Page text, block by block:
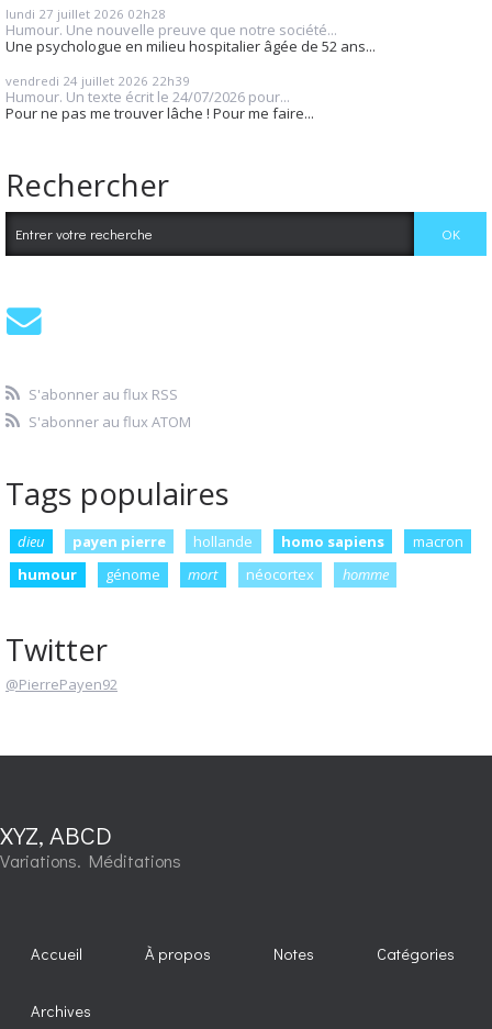
lundi 27 juillet 2026 02h28
Humour. Une nouvelle preuve que notre société...
Une psychologue en milieu hospitalier âgée de 52 ans...
vendredi 24 juillet 2026 22h39
Humour. Un texte écrit le 24/07/2026 pour...
Pour ne pas me trouver lâche ! Pour me faire...
Rechercher
S'abonner au flux RSS
S'abonner au flux ATOM
Tags populaires
dieu payen pierre hollande homo sapiens
macron
humour
génome mort néocortex homme
Twitter
@PierrePayen92
XYZ, ABCD
Variations. Méditations
Accueil À propos Notes Catégories
Archives